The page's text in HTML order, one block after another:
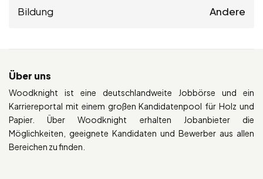
Bildung Andere
Über uns
Woodknight ist eine deutschlandweite Jobbörse und ein
Karriereportal mit einem großen Kandidatenpool für Holz und
Papier. Über Woodknight erhalten Jobanbieter die
Möglichkeiten, geeignete Kandidaten und Bewerber aus allen
Bereichen zu finden.